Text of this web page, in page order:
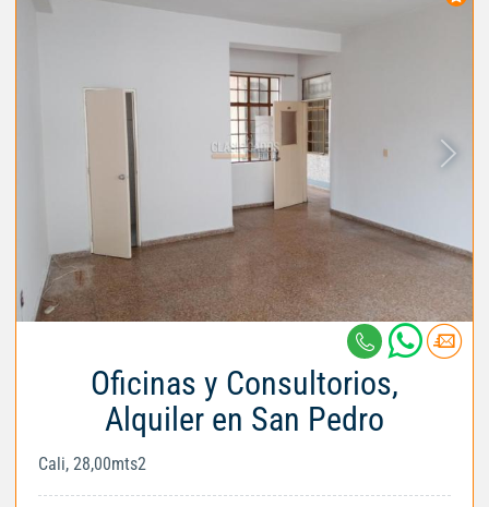
Oficinas y Consultorios,
Alquiler en San Pedro
Cali, 28,00mts2